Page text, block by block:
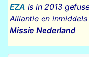
EZA is in 2013
Alliantie en
Missie Nederland